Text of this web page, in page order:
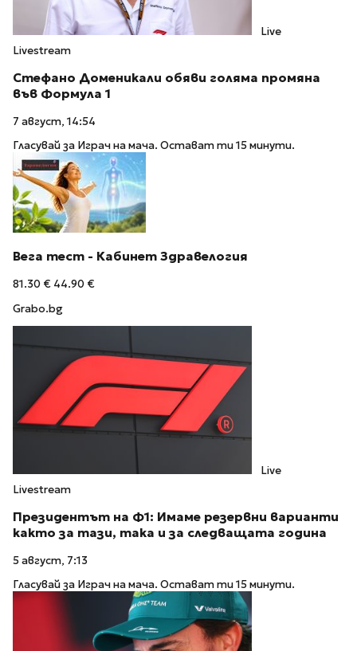
Live
Livestream
Стефано Доменикали обяви голяма промяна
във Формула 1
7 август, 14:54
Гласувай за Играч на мача. Остават ти 15 минути.
Вега тест - Кабинет Здравелогия
81.30 € 44.90 €
Grabo.bg
Live
Livestream
Президентът на Ф1: Имаме резервни варианти
както за тази, така и за следващата година
5 август, 7:13
Гласувай за Играч на мача. Остават ти 15 минути.